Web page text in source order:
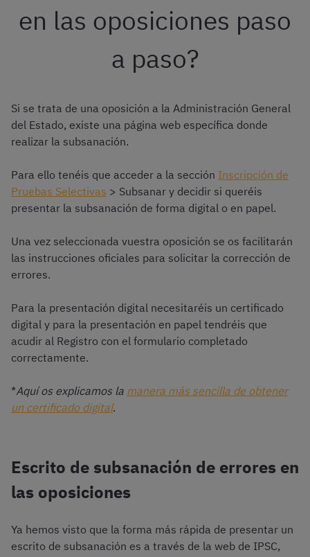
en las oposiciones paso
a paso?
Si se trata de una oposición a la Administración General
del Estado, existe una página web específica donde
realizar la subsanación.
Para ello tenéis que acceder a la sección Inscripción de
Pruebas Selectivas > Subsanar y decidir si queréis
presentar la subsanación de forma digital o en papel.
Una vez seleccionada vuestra oposición se os facilitarán
las instrucciones oficiales para solicitar la corrección de
errores.
Para la presentación digital necesitaréis un certificado
digital y para la presentación en papel tendréis que
acudir al Registro con el formulario completado
correctamente.
*Aquí os explicamos la manera más sencilla de obtener
un certificado digital.
Escrito de subsanación de errores en
las oposiciones
Ya hemos visto que la forma más rápida de presentar un
escrito de subsanación es a través de la web de IPSC,